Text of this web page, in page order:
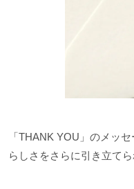
「THANK YOU」のメッ
らしさをさらに引き立てら